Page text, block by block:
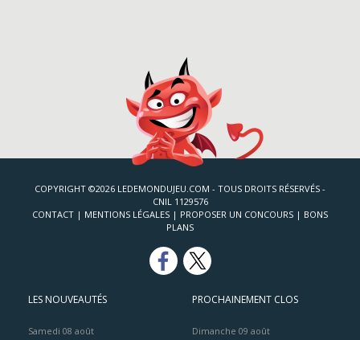
COPYRIGHT ©2026 LEDEMONDUJEU.COM - TOUS DROITS RÉSERVÉS -
CNIL 1129576
CONTACT | MENTIONS LÉGALES | PROPOSER UN CONCOURS | BONS
PLANS
LES NOUVEAUTÉS
Samedi 08 août
PROCHAINEMENT CLOS
Dimanche 09 août